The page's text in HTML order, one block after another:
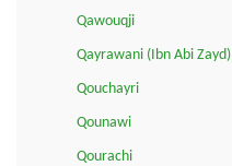
Qawouqji
Qayrawani (Ibn Abi Zayd)
Qouchayri
Qounawi
Qourachi